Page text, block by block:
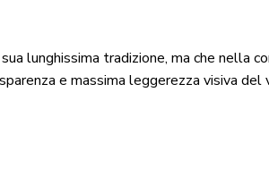
lunghissima tradizione, ma che nella
e massima leggerezza visiva del